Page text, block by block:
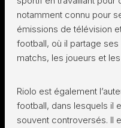
notamment connu pour
émissions de télévision
football, où il partage
matchs, les joueurs et
Riolo est également
football, dans lesquels il
souvent controversés. Il